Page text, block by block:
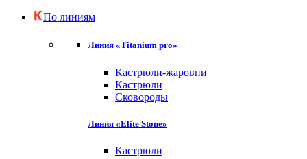
По линиям
Линия «Titanium pro»
Кастрюли-жаровни
Кастрюли
Сковороды
Линия «Elite Stone»
Кастрюли